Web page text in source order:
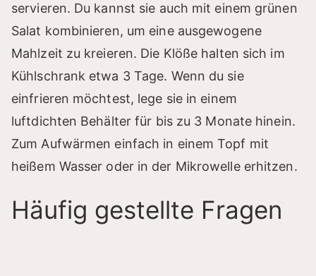
servieren. Du kannst sie auch mit einem grünen
Salat kombinieren, um eine ausgewogene
Mahlzeit zu kreieren. Die Klöße halten sich im
Kühlschrank etwa 3 Tage. Wenn du sie
einfrieren möchtest, lege sie in einem
luftdichten Behälter für bis zu 3 Monate hinein.
Zum Aufwärmen einfach in einem Topf mit
heißem Wasser oder in der Mikrowelle erhitzen.
Häufig gestellte Fragen